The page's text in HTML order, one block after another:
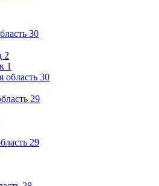
30
2
1
область 30
29
29